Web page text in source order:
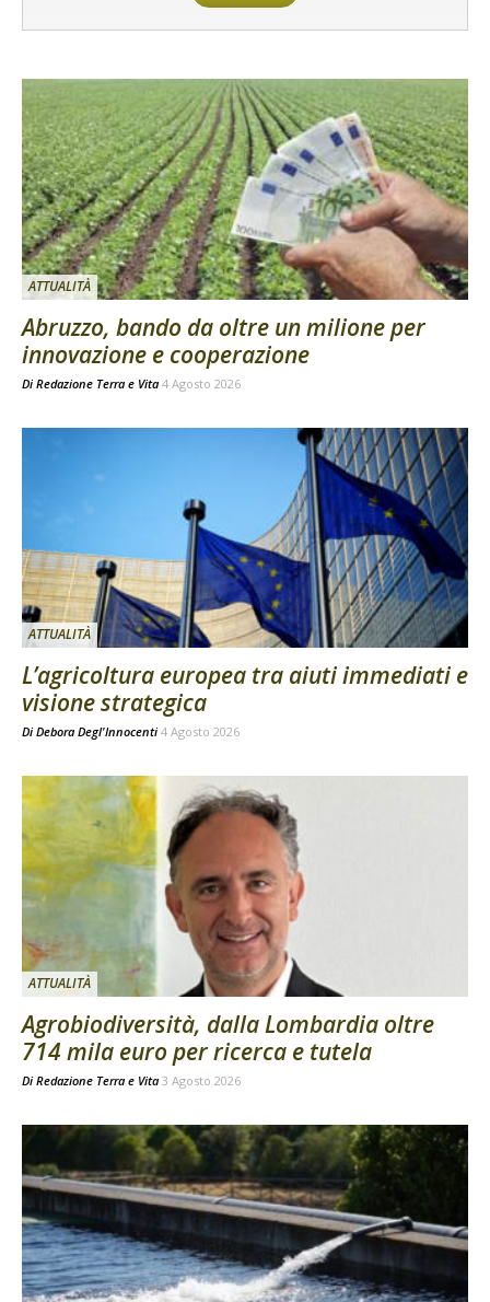
ATTUALITÀ
Abruzzo, bando da oltre un milione per
innovazione e cooperazione
Di Redazione Terra e Vita 4 Agosto 2026
ATTUALITÀ
L’agricoltura europea tra aiuti immediati e
visione strategica
Di Debora Degl'Innocenti 4 Agosto 2026
ATTUALITÀ
Agrobiodiversità, dalla Lombardia oltre
714 mila euro per ricerca e tutela
Di Redazione Terra e Vita 3 Agosto 2026